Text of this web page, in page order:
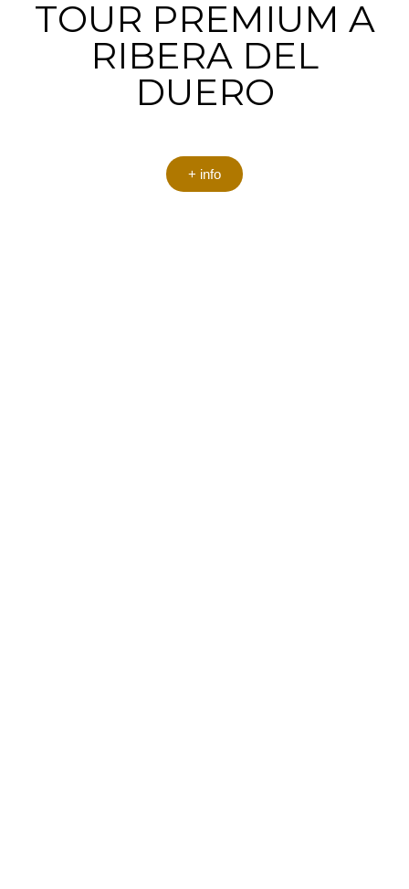
TOUR PREMIUM A
RIBERA DEL
DUERO
+ info